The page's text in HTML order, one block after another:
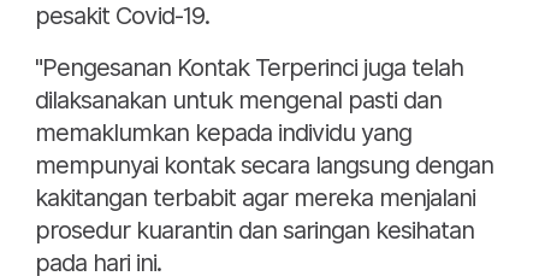
pesakit Covid-19.
"Pengesanan Kontak Terperinci juga telah
dilaksanakan untuk mengenal pasti dan
memaklumkan kepada individu yang
mempunyai kontak secara langsung dengan
kakitangan terbabit agar mereka menjalani
prosedur kuarantin dan saringan kesihatan
pada hari ini.